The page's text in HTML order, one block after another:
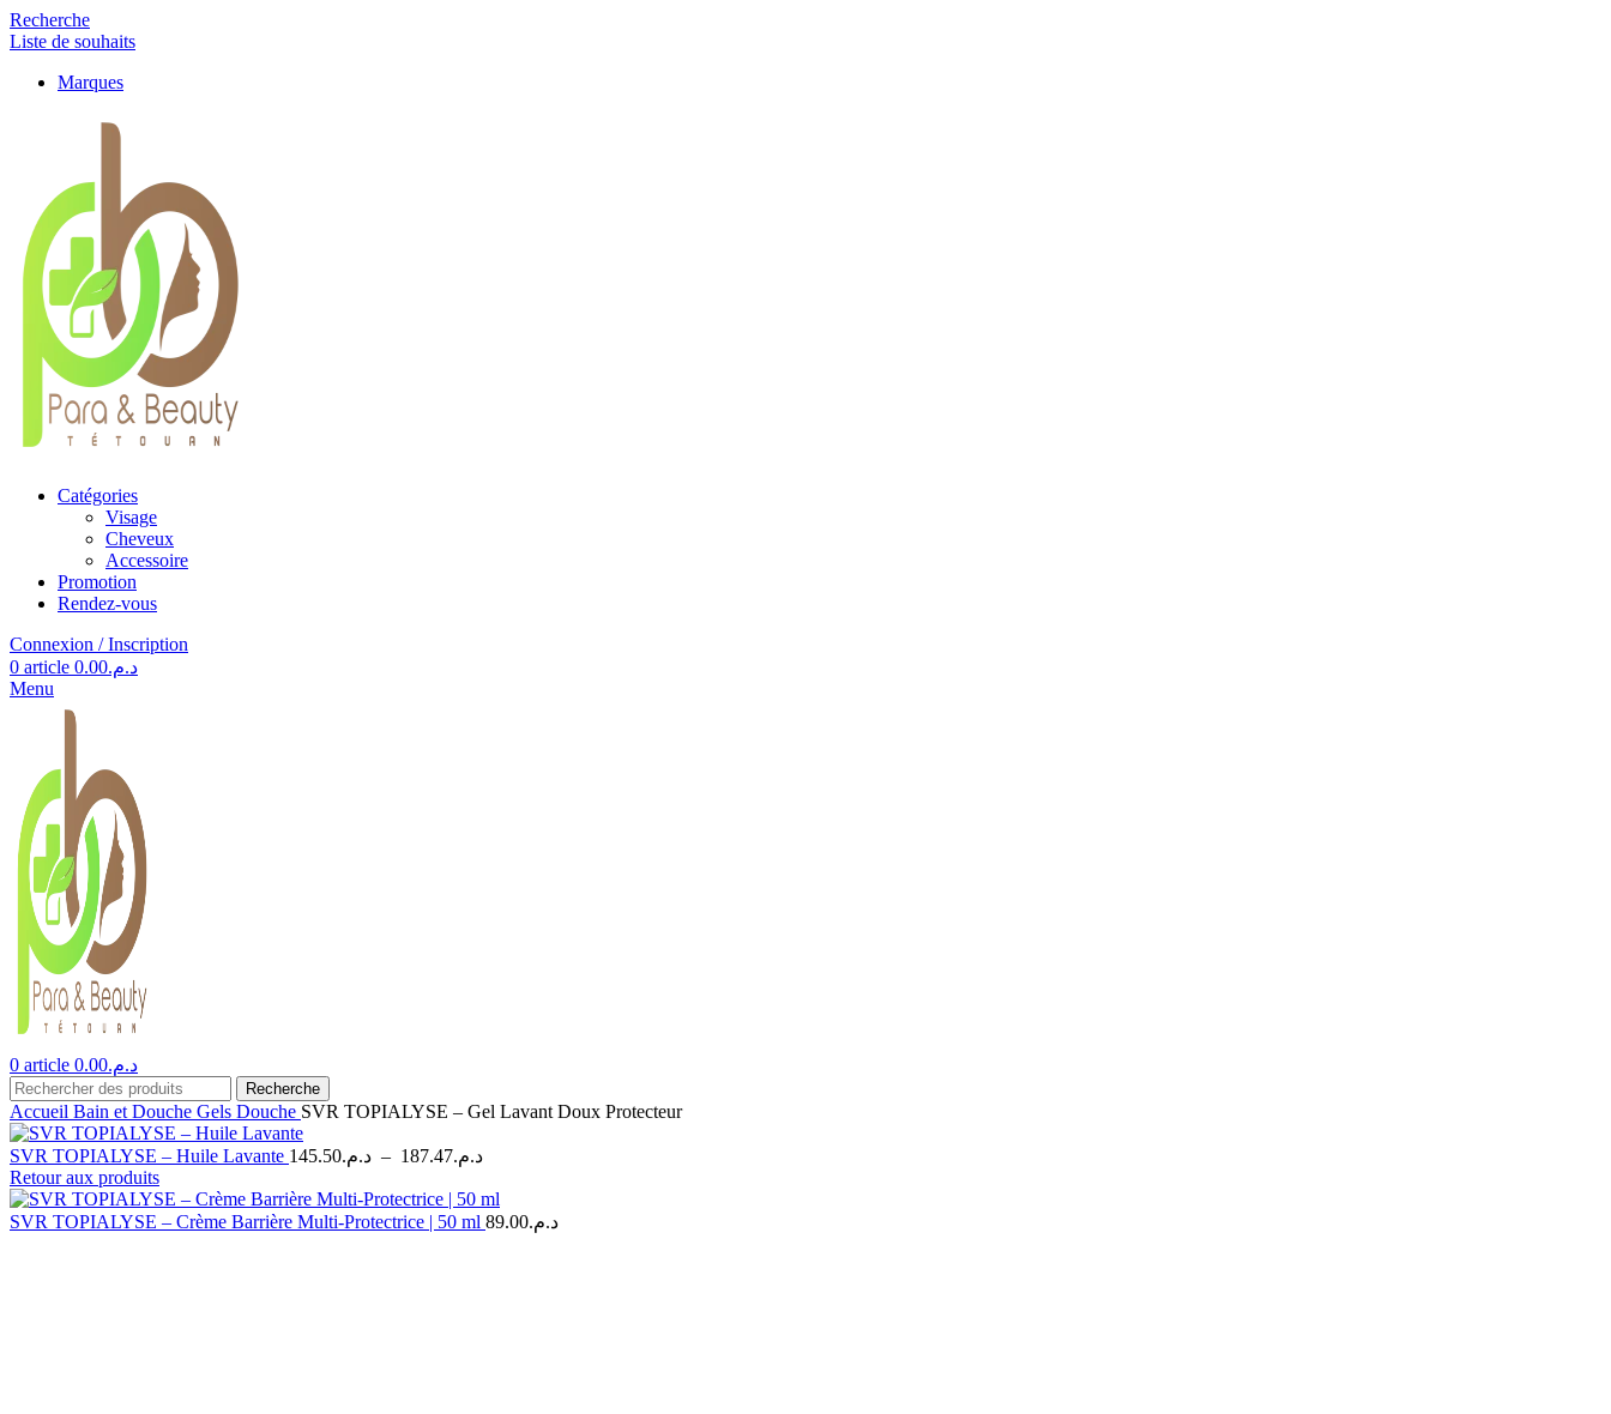
Recherche
Liste de souhaits
Marques
Catégories
Visage
Cheveux
Accessoire
Promotion
Rendez-vous
Connexion / Inscription
0 article د.م.0.00
Menu
0 article د.م.0.00
Recherche
Accueil Bain et Douche Gels Douche SVR TOPIALYSE – Gel Lavant Doux Protecteur
SVR TOPIALYSE – Huile Lavante د.م.145.50 – د.م.187.47
Plage
prix :
د.م.145.50
Retour aux produits
SVR TOPIALYSE – Crème Barrière Multi-Protectrice | 50 ml د.م.89.00